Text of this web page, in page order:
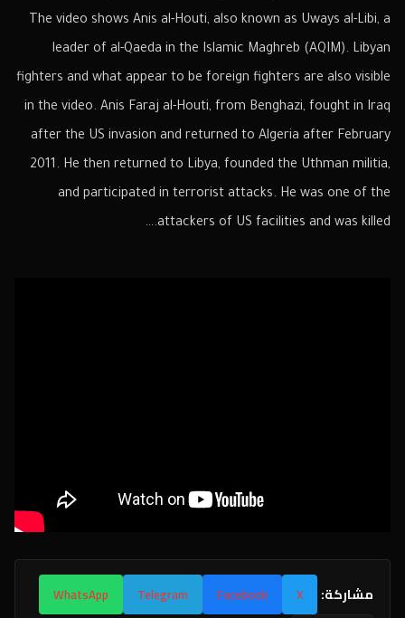
The video shows Anis al-Houti, also known as Uways al-Libi, a
leader of al-Qaeda in the Islamic Maghreb (AQIM). Libyan
fighters and what appear to be foreign fighters are also visible
in the video. Anis Faraj al-Houti, from Benghazi, fought in Iraq
after the US invasion and returned to Algeria after February
2011. He then returned to Libya, founded the Uthman militia,
and participated in terrorist attacks. He was one of the
attackers of US facilities and was killed.…
مشاركة: X
Facebook
Telegram
WhatsApp